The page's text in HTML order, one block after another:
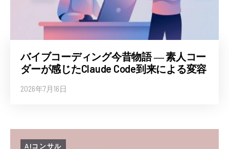
バイブコーディング今昔物語 ― 素人コー
ダーが感じたClaude Code到来による変容
2026年7月16日
AIコンサル